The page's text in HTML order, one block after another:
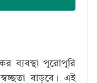
ব্যবস্থা পুরোপুরি
বাড়বে। এই